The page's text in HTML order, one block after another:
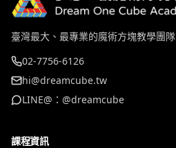
臺灣最大、最專業的魔術方塊教學團隊
02-7756-6126
hi@dreamcube.tw
LINE@：@dreamcube
課程資訊